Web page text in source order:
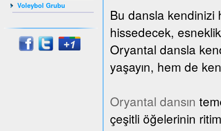
Voleybol Grubu
Bu dansla kendinizi
hissedecek,
Oryantal dansla
yaşayın, hem de
Oryantal dansın
çeşitli öğelerinin